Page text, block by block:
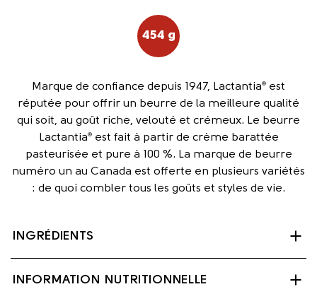
454 g
Marque de confiance depuis 1947, Lactantia®
est
réputée pour offrir un beurre de la meilleure qualité
qui soit, au goût riche, velouté et crémeux. Le beurre
Lactantia®est fait à partir de crème barattée
pasteurisée et pure à 100 %. La marque de beurre
numéro un au Canada est offerte en plusieurs variétés
: de quoi combler tous les goûts et styles de vie.
INGRÉDIENTS
Crème, Sel.
INFORMATION NUTRITIONNELLE